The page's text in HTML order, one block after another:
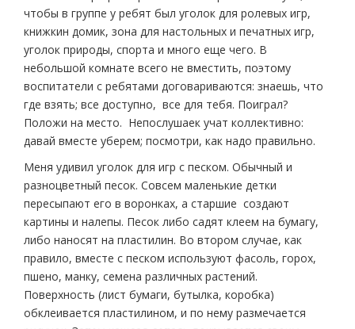
чтобы в группе у ребят был уголок для ролевых игр,
книжкин домик, зона для настольных и печатных игр,
уголок природы, спорта и много еще чего. В
небольшой комнате всего не вместить, поэтому
воспитатели с ребятами договариваются: знаешь, что
где взять; все доступно, все для тебя. Поиграл?
Положи на место. Непослушаек учат коллективно:
давай вместе уберем; посмотри, как надо правильно.
Меня удивил уголок для игр с песком. Обычный и
разноцветный песок. Совсем маленькие детки
пересыпают его в воронках, а старшие создают
картины и налепы. Песок либо садят клеем на бумагу,
либо наносят на пластилин. Во втором случае, как
правило, вместе с песком используют фасоль, горох,
пшено, манку, семена различных растений.
Поверхность (лист бумаги, бутылка, коробка)
обклеивается пластилином, и по нему размечается